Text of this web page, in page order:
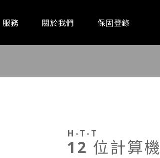
服務 關於我們 保固登錄
H-T-T
12 位計算機